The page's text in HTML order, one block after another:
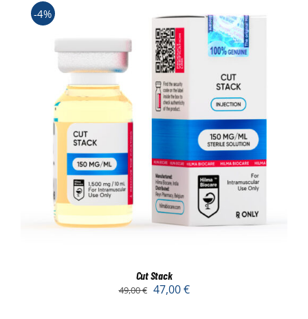
-4%
Cut Stack
49,00€ 47,00€